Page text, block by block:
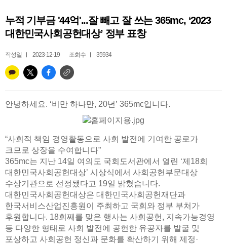
허파고리 1위 | 서울365mc병원 이성훈 부병원장(4개월 연속)
얼굴지방흡입 1위 | 서울365mc병원 서성익 원장(3년 연속)
배파가리 1위 | 서울365mc병원 서성익 원장
🏆대한민국 최대 15층 규모 지방흡입 특화 병원🏆
🏆지방흡입 고객 만족도 99.9% 최고치 달성🏆
🏆대한민국 최다 지방흡입 케이스 370,884건🏆
누적 기부금 '44억'...잘 빼고 잘 쓰는 365mc, ‘2023
대한민국사회공헌대상’ 정부 표창
작성일 2023-12-19 조회수 35934
안녕하세요. ‘비만 하나만, 20년’ 365mc입니다.
“사회적 책임 경영활동으로 사회 발전에 기여한 공로가
크므로 상장을 수여합니다”
365mc는 지난 14일 여의도 국회도서관에서 열린 ‘제18회
대한민국사회공헌대상’ 시상식에서 사회공헌부문대상
수상기관으로 선정됐다고 19일 밝혔습니다.
대한민국사회공헌대상은 대한민국사회공헌재단과
한국서비스산업진흥원이 주최하고 국회와 정부 부처가
후원합니다. 18회째를 맞은 행사는 사회공헌, 지속가능경영
등 다양한 형태로 사회 발전에 공헌한 유공자를 발굴 및
포상하고 사회공헌 정신과 문화를 확산하기 위해 제정·